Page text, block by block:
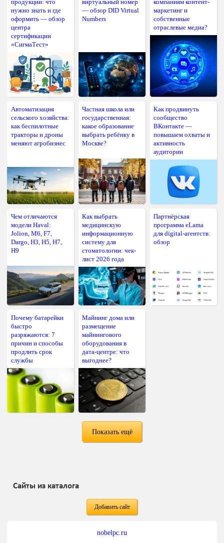
продукции: что
нужно знать и где
оформить — обзор
центра
сертификации
«СигмаТест»
виртуальный номер
— обзор DID Virtual
Numbers
компаниям контент-
маркетинг и
собственные
отраслевые медиа?
Автоматизация
сельского хозяйства:
как беспилотные
тракторы и дроны
меняют агробизнес
Частная школа или
государственная:
какое образование
выбрать ребёнку в
Москве?
Как продвинуть
сообщество
ВКонтакте —
повышаем охваты и
активность
аудитории
Чем отличаются
модели Haval:
Jolion, M6, F7,
Dargo, H3, H5, H7,
H9
Как выбрать
медицинскую
информационную
систему для
стоматологии: чек-
лист 2026 года
Партнёрская
программа eLama
для digital-агентств:
обзор
Почему батарейки
быстро
разряжаются: 7
причин и способы
продлить срок
службы
Майнинг дома или
размещение
майнингового
оборудования в
дата-центре: что
выгоднее?
Показать ещё
Сайты из каталога
Добавить сайт
nobelpc.ru